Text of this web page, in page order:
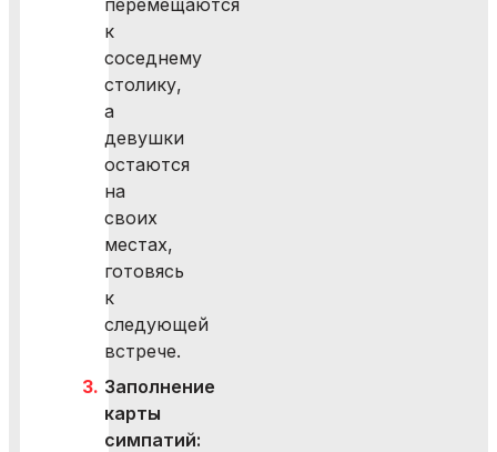
перемещаются
к
соседнему
столику,
а
девушки
остаются
на
своих
местах,
готовясь
к
следующей
встрече.
Заполнение
карты
симпатий: